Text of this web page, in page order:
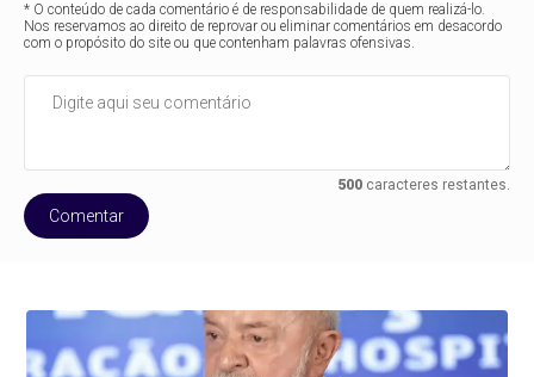
* O conteúdo de cada comentário é de responsabilidade de quem realizá-lo.
Nos reservamos ao direito de reprovar ou eliminar comentários em desacordo
com o propósito do site ou que contenham palavras ofensivas.
500caracteres restantes.
Comentar